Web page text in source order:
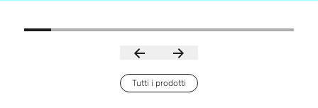
Tutti i prodotti